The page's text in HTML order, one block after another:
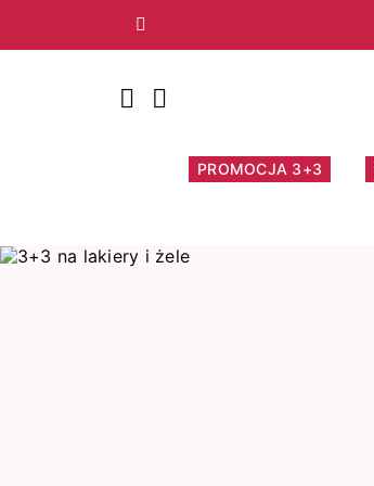
Poprzedni
PROMOCJA 3+3